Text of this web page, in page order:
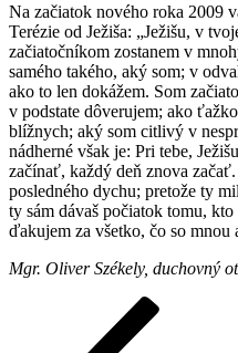
Na začiatok nového roka 2009
Terézie od Ježiša: „Ježišu, v
začiatočníkom zostanem v
samého takého, aký som; v
ako to len dokážem. Som
v podstate dôverujem; ako
blížnych; aký som citlivý v
nádherné však je: Pri tebe,
začínať, každý deň znova
posledného dychu; pretože ty
ty sám dávaš počiatok tomu,
ďakujem za všetko, čo so mnou
Mgr. Oliver Székely, duchovný
Stránkovanie
príspevkov